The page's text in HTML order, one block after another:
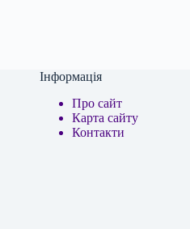
Інформація
Про сайт
Карта сайту
Контакти